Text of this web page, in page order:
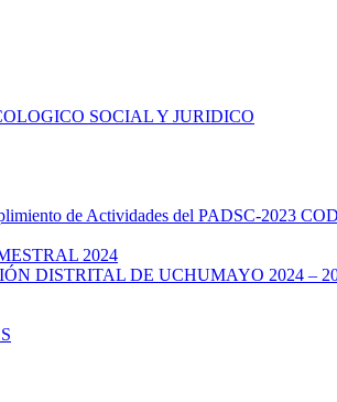
SOCIAL Y JURIDICO
de Actividades del PADSC-2023
2024
DISTRITAL DE UCHUMAYO 2024 –